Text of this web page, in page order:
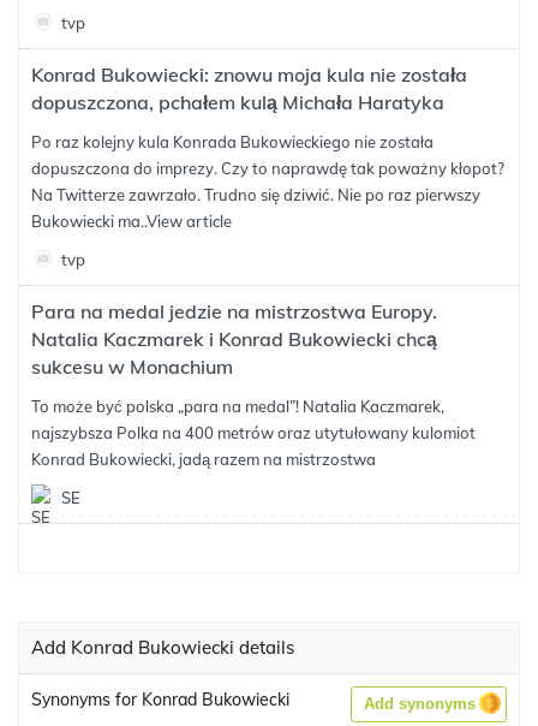
tvp
Konrad Bukowiecki: znowu moja kula nie została
dopuszczona, pchałem kulą Michała Haratyka
Po raz kolejny kula Konrada Bukowieckiego nie została
dopuszczona do imprezy. Czy to naprawdę tak poważny kłopot?
Na Twitterze zawrzało. Trudno się dziwić. Nie po raz pierwszy
Bukowiecki ma..View article
tvp
Para na medal jedzie na mistrzostwa Europy.
Natalia Kaczmarek i Konrad Bukowiecki chcą
sukcesu w Monachium
To może być polska „para na medal”! Natalia Kaczmarek,
najszybsza Polka na 400 metrów oraz utytułowany kulomiot
Konrad Bukowiecki, jadą razem na mistrzostwa
SE
Add Konrad Bukowiecki details
Synonyms for Konrad Bukowiecki Add synonyms